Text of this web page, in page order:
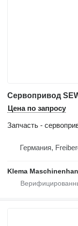
Цена по запросу
Запчасть -
Германия,
Klema